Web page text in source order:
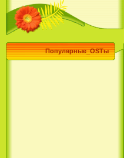
Популярные_OSTы